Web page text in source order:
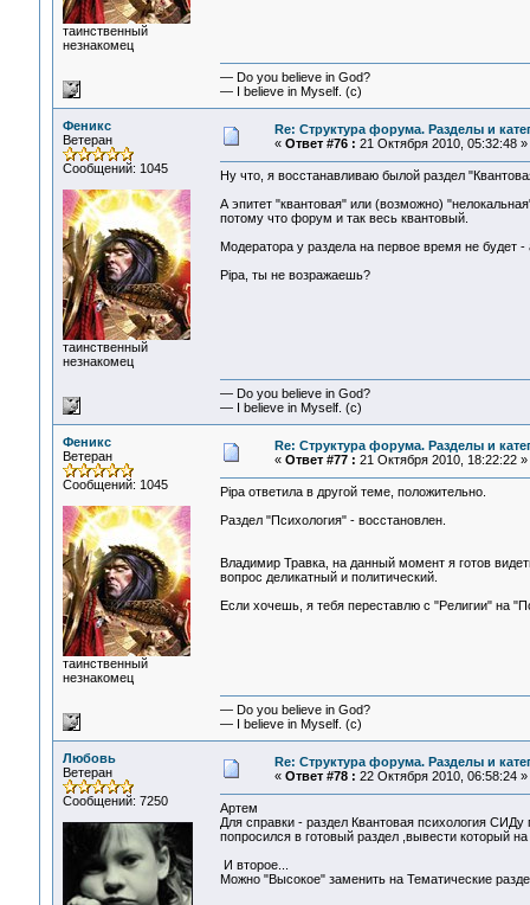
таинственный
незнакомец
— Do you believe in God?
— I believe in Myself. (c)
Феникс
Ветеран
Сообщений: 1045
таинственный
незнакомец
Re: Структура форума. Разделы и
« Ответ #76 : 21 Октября 2010, 05:32:48 »
Ну что, я восстанавливаю былой раздел
А эпитет "квантовая" или (возможно)
потому что форум и так весь квантовый.
Модератора у раздела на первое время не будет
Pipa, ты не возражаешь?
— Do you believe in God?
— I believe in Myself. (c)
Феникс
Ветеран
Сообщений: 1045
таинственный
незнакомец
Re: Структура форума. Разделы и
« Ответ #77 : 21 Октября 2010, 18:22:22 »
Pipa ответила в другой теме, положительно.
Раздел "Психология" - восстановлен.
Владимир Травка, на данный момент я готов
вопрос деликатный и политический.
Если хочешь, я тебя переставлю с "Религии" на
— Do you believe in God?
— I believe in Myself. (c)
Любовь
Ветеран
Сообщений: 7250
Re: Структура форума. Разделы и
« Ответ #78 : 22 Октября 2010, 06:58:24 »
Артем
Для справки - раздел Квантовая психология
попросился в готовый раздел ,вывести который
И второе...
Можно "Высокое" заменить на Тематические